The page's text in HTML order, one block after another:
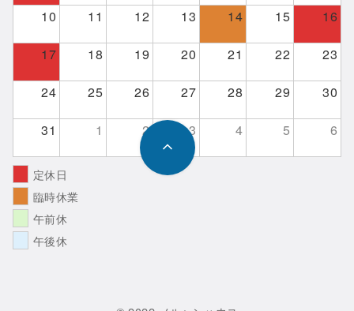
10 11 12 13 14 15 16
17 18 19 20 21 22 23
24 25 26 27 28 29 30
31 1 2 3 4 5 6
定休日
臨時休業
午前休
午後休